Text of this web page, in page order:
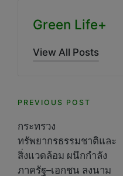
Green Life+
View All Posts
Post
navigation
PREVIOUS POST
กระทรวง
ทรัพยากรธรรมชาติและ
สิ่งแวดล้อม ผนึกกำลัง
ภาครัฐ–เอกชน ลงนาม